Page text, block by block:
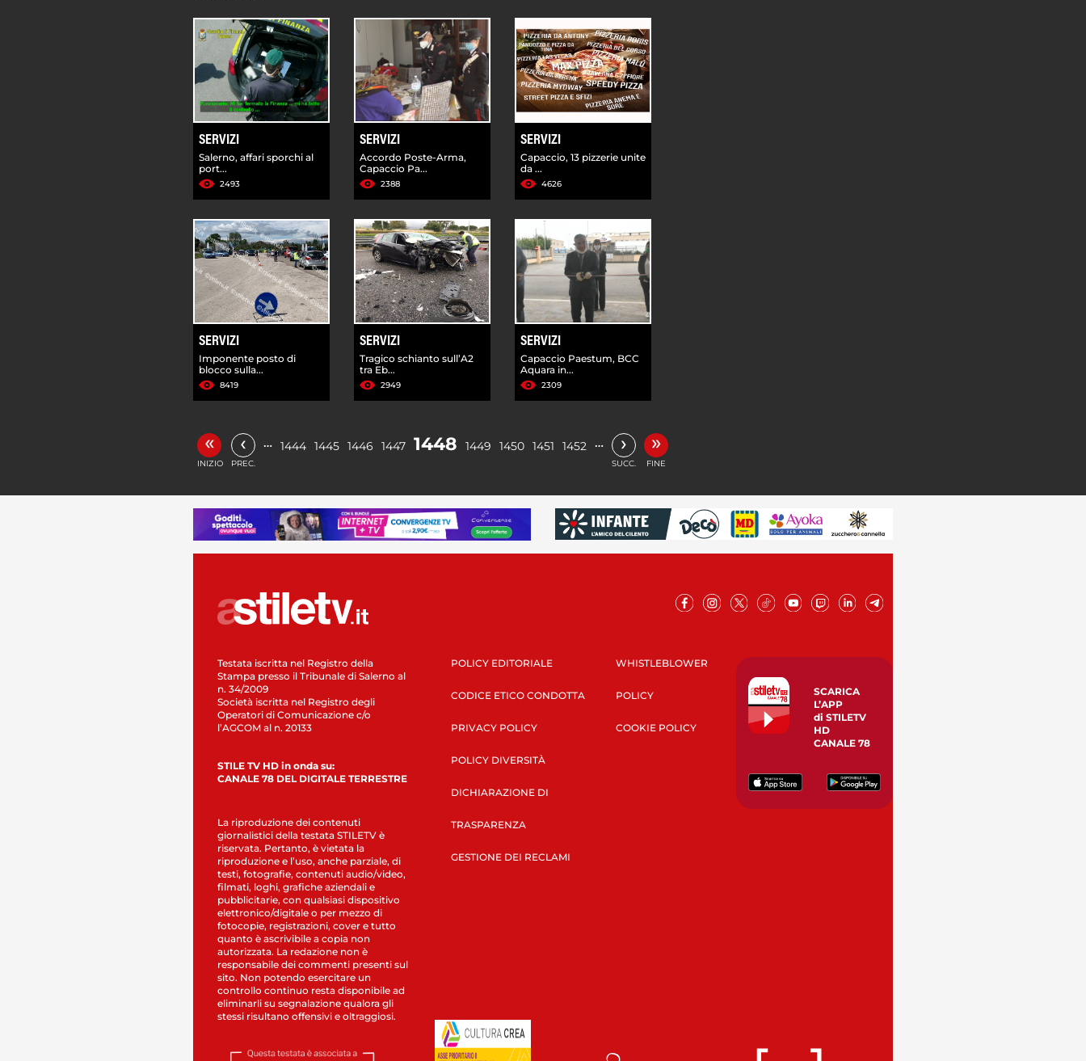
SERVIZI
Salerno, affari sporchi al
port...
2493
SERVIZI
Accordo Poste-Arma,
Capaccio Pa...
2388
SERVIZI
Capaccio, 13 pizzerie unite
da ...
4626
SERVIZI
Imponente posto di
blocco sulla...
8419
SERVIZI
Tragico schianto sull’A2
tra Eb...
2949
SERVIZI
Capaccio Paestum, BCC
Aquara in...
2309
«
INIZIO
‹
PREC.
… 1444 1445 1446 1447 1448 1449 1450 1451 1452 … ›
SUCC.
»
FINE
Testata iscritta nel Registro della
Stampa presso il Tribunale di Salerno al
n. 34/2009
Società iscritta nel Registro degli
Operatori di Comunicazione c/o
l’AGCOM al n. 20133
STILE TV HD in onda su:
CANALE 78 DEL DIGITALE TERRESTRE
La riproduzione dei contenuti
giornalistici della testata STILETV è
riservata. Pertanto, è vietata la
riproduzione e l’uso, anche parziale, di
testi, fotografie, contenuti audio/video,
filmati, loghi, grafiche aziendali e
pubblicitarie, con qualsiasi dispositivo
elettronico/digitale o per mezzo di
fotocopie, registrazioni, cover e tutto
quanto è ascrivibile a copia non
autorizzata. La redazione non è
responsabile dei commenti presenti sul
sito. Non potendo esercitare un
controllo continuo resta disponibile ad
eliminarli su segnalazione qualora gli
stessi risultano offensivi e oltraggiosi.
POLICY EDITORIALE
CODICE ETICO CONDOTTA
PRIVACY POLICY
POLICY DIVERSITÀ
DICHIARAZIONE DI
TRASPARENZA
GESTIONE DEI RECLAMI
WHISTLEBLOWER
POLICY
COOKIE POLICY
SCARICA
L’APP
di STILETV
HD
CANALE 78